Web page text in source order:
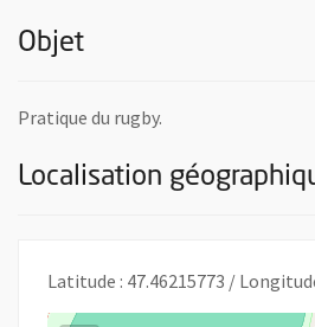
Objet
Pratique du rugby.
Localisation
Latitude : 47.46215773 /